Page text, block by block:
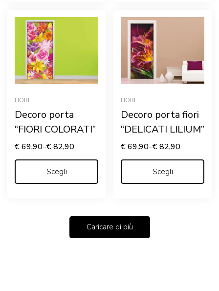
FIORI
Decoro porta
“FIORI COLORATI”
€69,90–€82,90
Scegli
FIORI
Decoro porta fiori
“DELICATI LILIUM”
€69,90–€82,90
Scegli
Caricare di più